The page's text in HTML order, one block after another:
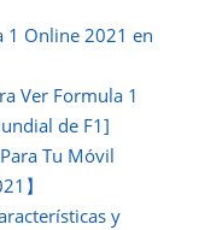
1 Online 2021 en
Ver Formula 1
de F1]
Tu Móvil
】
y